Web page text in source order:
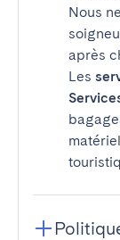
Nous
après
Les